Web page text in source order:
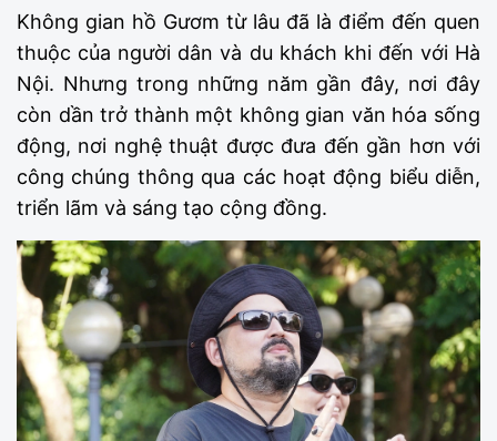
Không gian hồ Gươm từ lâu đã là điểm đến quen
thuộc của người dân và du khách khi đến với Hà
Nội. Nhưng trong những năm gần đây, nơi đây
còn dần trở thành một không gian văn hóa sống
động, nơi nghệ thuật được đưa đến gần hơn với
công chúng thông qua các hoạt động biểu diễn,
triển lãm và sáng tạo cộng đồng.